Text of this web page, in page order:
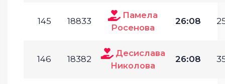
145 18833
Памела
Росенова
26:08
146 18382
Десислава
Николова
26:08